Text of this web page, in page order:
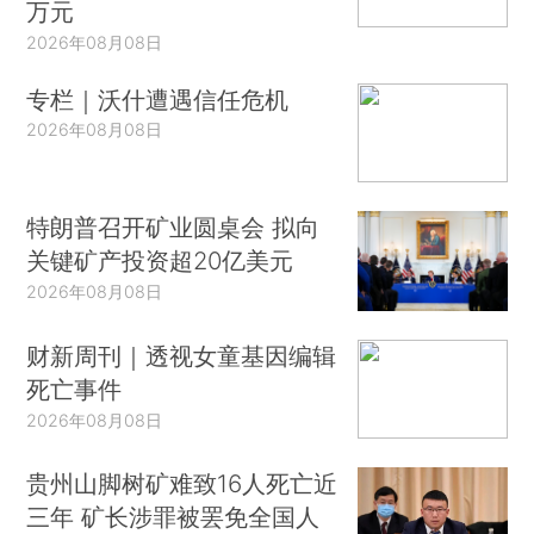
万元
2026年08月08日
专栏｜沃什遭遇信任危机
2026年08月08日
特朗普召开矿业圆桌会 拟向
关键矿产投资超20亿美元
2026年08月08日
财新周刊｜透视女童基因编辑
死亡事件
2026年08月08日
贵州山脚树矿难致16人死亡近
三年 矿长涉罪被罢免全国人